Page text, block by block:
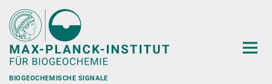
Hauptinhalt
BIOGEOCHEMISCHE SIGNALE